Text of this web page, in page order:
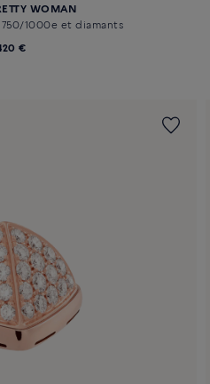
WOMAN
1000e et diamants
€